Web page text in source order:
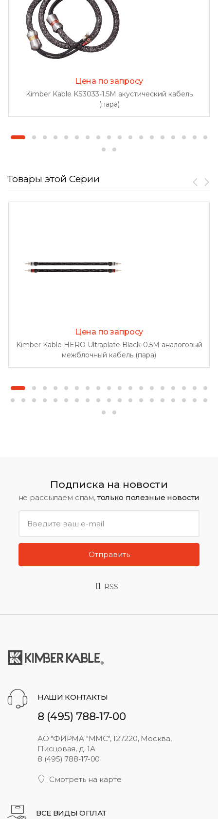
Цена по запросу
Kimber Kable KS3033-1.5M акустический кабель
(пара)
Товары этой Серии
Цена по запросу
Kimber Kable HERO Ultraplate Black-0.5M аналоговый
межблочный кабель (пара)
Подписка на новости
не рассылаем спам,только полезные новости
Отправить
RSS
НАШИ КОНТАКТЫ
8 (495) 788-17-00
АО "ФИРМА "ММС", 127220, Москва,
Писцовая, д. 1А
8 (495) 788-17-00
Смотреть на карте
ВСЕ ВИДЫ ОПЛАТ